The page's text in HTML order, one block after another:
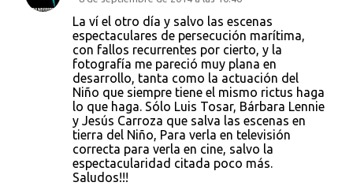
La ví el otro día y salvo las escenas
espectaculares de persecución marítima,
con fallos recurrentes por cierto, y la
fotografía me pareció muy plana en
desarrollo, tanta como la actuación del
Niño que siempre tiene el mismo rictus haga
lo que haga. Sólo Luis Tosar, Bárbara Lennie
y Jesús Carroza que salva las escenas en
tierra del Niño, Para verla en televisión
correcta para verla en cine, salvo la
espectacularidad citada poco más.
Saludos!!!